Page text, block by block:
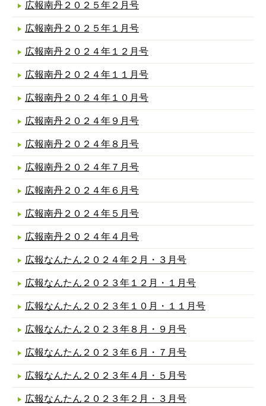
広報南丹２０２５年２月号
広報南丹２０２５年１月号
広報南丹２０２４年１２月号
広報南丹２０２４年１１月号
広報南丹２０２４年１０月号
広報南丹２０２４年９月号
広報南丹２０２４年８月号
広報南丹２０２４年７月号
広報南丹２０２４年６月号
広報南丹２０２４年５月号
広報南丹２０２４年４月号
広報なんたん２０２４年２月・３月号
広報なんたん２０２３年１２月・１月号
広報なんたん２０２３年１０月・１１月号
広報なんたん２０２３年８月・９月号
広報なんたん２０２３年６月・７月号
広報なんたん２０２３年４月・５月号
広報なんたん２０２３年２月・３月号